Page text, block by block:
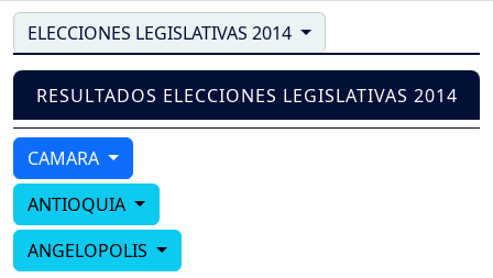
ELECCIONES LEGISLATIVAS 2014
RESULTADOS ELECCIONES LEGISLATIVAS 2014
CAMARA
ANTIOQUIA
ANGELOPOLIS